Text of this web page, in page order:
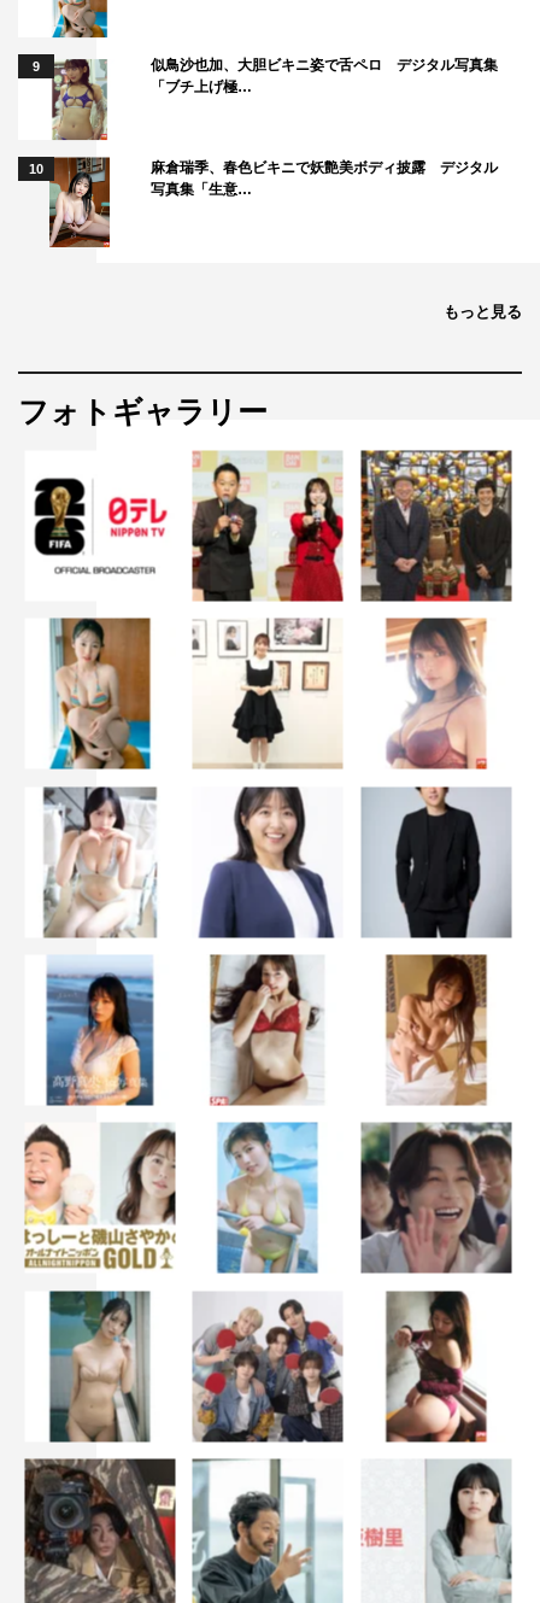
9
似鳥沙也加、大胆ビキニ姿で舌ペロ デジタル写真集
「ブチ上げ極…
10
麻倉瑞季、春色ビキニで妖艶美ボディ披露 デジタル
写真集「生意…
もっと見る
フォトギャラリー